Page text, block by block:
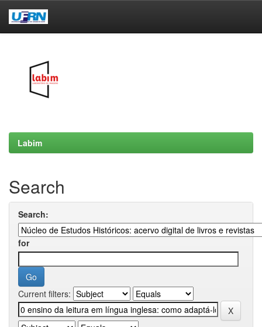
Labim
Search
Search:
for
Current filters: